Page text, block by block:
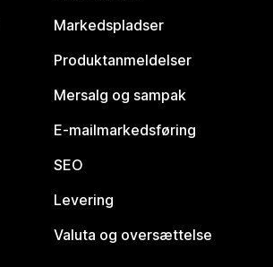
Markedspladser
Produktanmeldelser
Mersalg og sampak
E-mailmarkedsføring
SEO
Levering
Valuta og oversættelse